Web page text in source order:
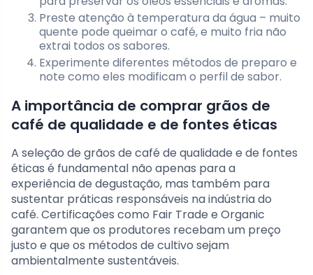
Preste atenção à temperatura da água – muito
quente pode queimar o café, e muito fria não
extrai todos os sabores.
Experimente diferentes métodos de preparo e
note como eles modificam o perfil de sabor.
A importância de comprar grãos de
café de qualidade e de fontes éticas
A seleção de grãos de café de qualidade e de fontes
éticas é fundamental não apenas para a
experiência de degustação, mas também para
sustentar práticas responsáveis na indústria do
café. Certificações como Fair Trade e Organic
garantem que os produtores recebam um preço
justo e que os métodos de cultivo sejam
ambientalmente sustentáveis.